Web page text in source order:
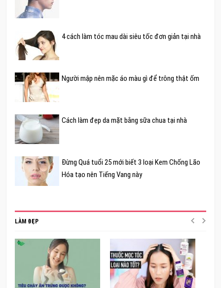
4 cách làm tóc mau dài siêu tốc đơn giản tại nhà
Người mập nên mặc áo màu gì để trông thật ốm
Cách làm đẹp da mặt bằng sữa chua tại nhà
Đừng Quá tuổi 25 mới biết 3 loại Kem Chống Lão
Hóa tạo nên Tiếng Vang này
LÀM ĐẸP